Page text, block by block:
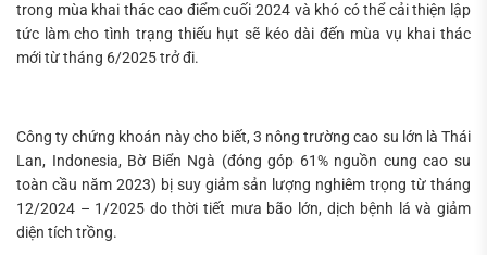
trong mùa khai thác cao điểm cuối 2024 và khó có thể cải thiện lập
tức làm cho tình trạng thiếu hụt sẽ kéo dài đến mùa vụ khai thác
mới từ tháng 6/2025 trở đi.
Công ty chứng khoán này cho biết, 3 nông trường cao su lớn là Thái
Lan, Indonesia, Bờ Biển Ngà (đóng góp 61% nguồn cung cao su
toàn cầu năm 2023) bị suy giảm sản lượng nghiêm trọng từ tháng
12/2024 – 1/2025 do thời tiết mưa bão lớn, dịch bệnh lá và giảm
diện tích trồng.